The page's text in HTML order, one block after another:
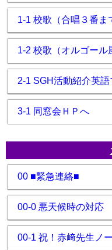
1-1 校歌（合唱３番ま
1-2 校歌（オルゴール
2-1 SGH活動紹介英
3-1 同窓会ＨＰへ
00 ■緊急連絡■
00-0 悪天候時の対応
00-1 祝！赤﨑先生ノ